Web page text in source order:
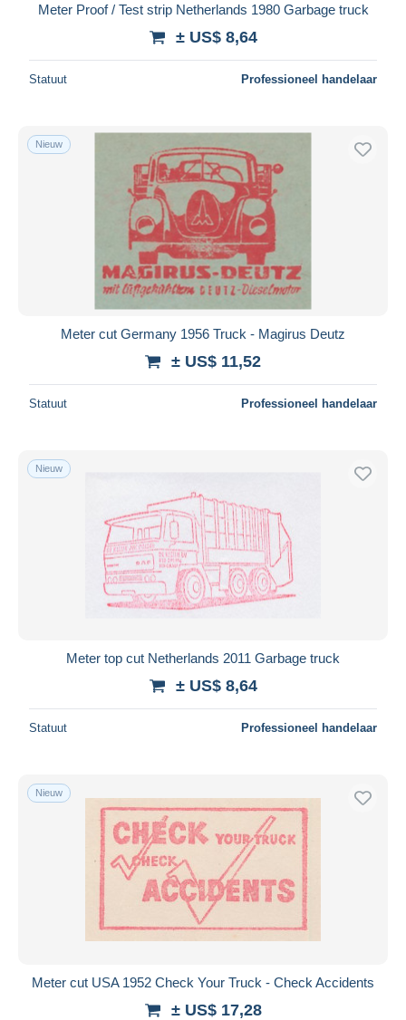
Meter Proof / Test strip Netherlands 1980 Garbage truck
± US$ 8,64
Statuut Professioneel handelaar
Nieuw
Meter cut Germany 1956 Truck - Magirus Deutz
± US$ 11,52
Statuut Professioneel handelaar
Nieuw
Meter top cut Netherlands 2011 Garbage truck
± US$ 8,64
Statuut Professioneel handelaar
Nieuw
Meter cut USA 1952 Check Your Truck - Check Accidents
± US$ 17,28